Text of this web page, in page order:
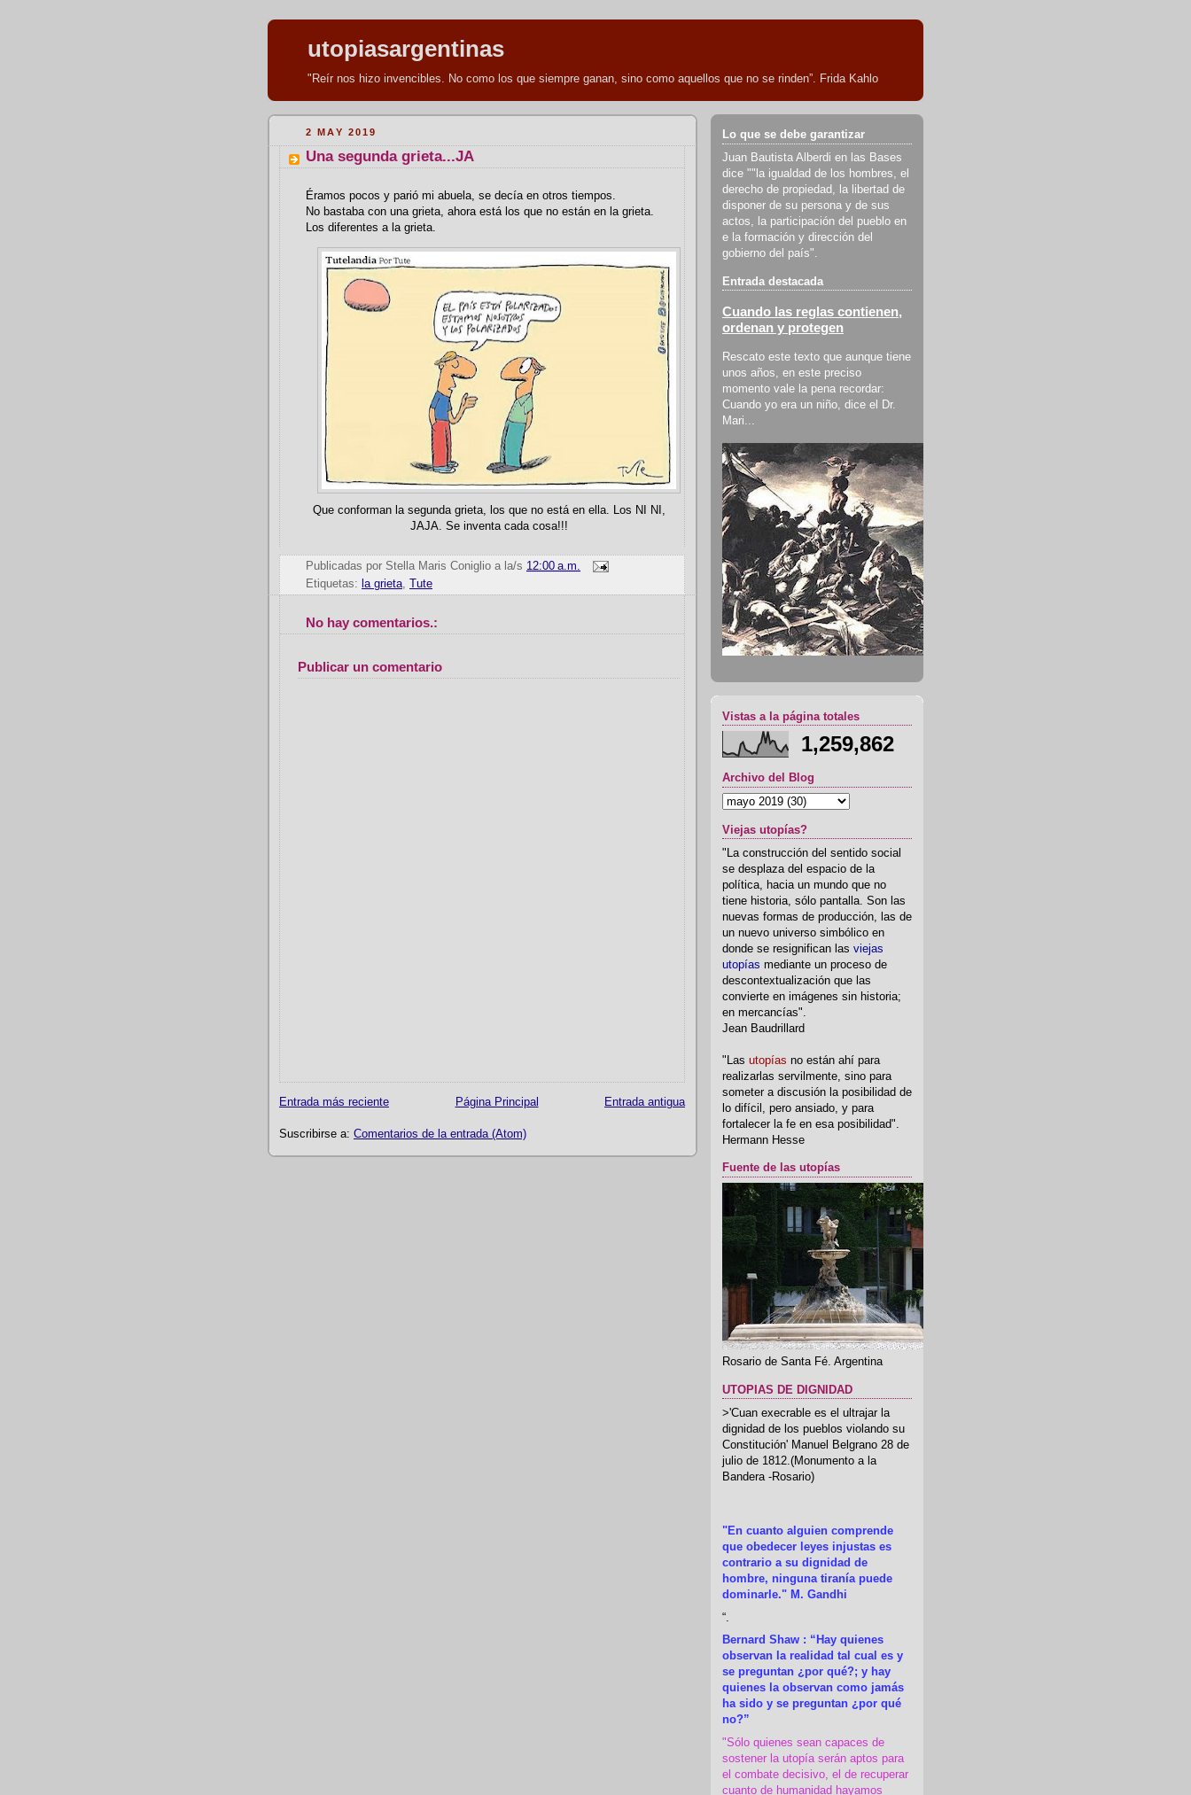
utopiasargentinas
"Reír nos hizo invencibles. No como los que siempre ganan, sino como aquellos que no se rinden”. Frida Kahlo
2 MAY 2019
Una segunda grieta...JA
Éramos pocos y parió mi abuela, se decía en otros tiempos.
No bastaba con una grieta, ahora está los que no están en la grieta.
Los diferentes a la grieta.
Que conforman la segunda grieta, los que no está en ella. Los NI NI,
JAJA. Se inventa cada cosa!!!
Publicadas por Stella Maris Coniglio a la/s 12:00 a.m.
Etiquetas: la grieta, Tute
No hay comentarios.:
Publicar un comentario
Entrada más reciente Entrada antigua
Página Principal
Suscribirse a: Comentarios de la entrada (Atom)
Lo que se debe garantizar
Juan Bautista Alberdi en las Bases
dice ""la igualdad de los hombres, el
derecho de propiedad, la libertad de
disponer de su persona y de sus
actos, la participación del pueblo en
e la formación y dirección del
gobierno del país".
Entrada destacada
Cuando las reglas contienen,
ordenan y protegen
Rescato este texto que aunque tiene
unos años, en este preciso
momento vale la pena recordar:
Cuando yo era un niño, dice el Dr.
Mari...
Vistas a la página totales
1,259,862
Archivo del Blog
Viejas utopías?
"La construcción del sentido social
se desplaza del espacio de la
política, hacia un mundo que no
tiene historia, sólo pantalla. Son las
nuevas formas de producción, las de
un nuevo universo simbólico en
donde se resignifican las viejas
utopías mediante un proceso de
descontextualización que las
convierte en imágenes sin historia;
en mercancías".
Jean Baudrillard
"Las utopías no están ahí para
realizarlas servilmente, sino para
someter a discusión la posibilidad de
lo difícil, pero ansiado, y para
fortalecer la fe en esa posibilidad".
Hermann Hesse
Fuente de las utopías
Rosario de Santa Fé. Argentina
UTOPIAS DE DIGNIDAD
>'Cuan execrable es el ultrajar la
dignidad de los pueblos violando su
Constitución' Manuel Belgrano 28 de
julio de 1812.(Monumento a la
Bandera -Rosario)
"En cuanto alguien comprende
que obedecer leyes injustas es
contrario a su dignidad de
hombre, ninguna tiranía puede
dominarle." M. Gandhi
“.
Bernard Shaw : “Hay quienes
observan la realidad tal cual es y
se preguntan ¿por qué?; y hay
quienes la observan como jamás
ha sido y se preguntan ¿por qué
no?”
"Sólo quienes sean capaces de
sostener la utopía serán aptos para
el combate decisivo, el de recuperar
cuanto de humanidad hayamos